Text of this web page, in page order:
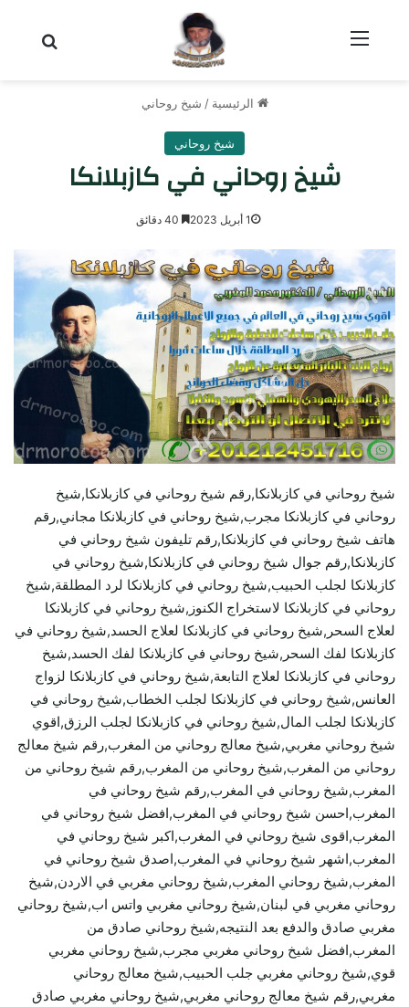
الرئيسية / شيخ روحاني
شيخ روحاني
شيخ روحاني في كازبلانكا
1 أبريل 2023
شيخ روحاني في كازبلانكا,رقم شيخ روحاني في كازبلانكا,شيخ
روحاني في كازبلانكا مجرب,شيخ روحاني في كازبلانكا مجاني,رقم
هاتف شيخ روحاني في كازبلانكا,رقم تليفون شيخ روحاني في
كازبلانكا,رقم جوال شيخ روحاني في كازبلانكا,شيخ روحاني في
كازبلانكا لجلب الحبيب,شيخ روحاني في كازبلانكا لرد المطلقة,شيخ
روحاني في كازبلانكا لاستخراج الكنوز,شيخ روحاني في كازبلانكا
لعلاج السحر,شيخ روحاني في كازبلانكا لعلاج الحسد,شيخ روحاني في
كازبلانكا لفك السحر,شيخ روحاني في كازبلانكا لفك الحسد,شيخ
روحاني في كازبلانكا لعلاج التابعة,شيخ روحاني في كازبلانكا لزواج
العانس,شيخ روحاني في كازبلانكا لجلب الخطاب,شيخ روحاني في
كازبلانكا لجلب المال,شيخ روحاني في كازبلانكا لجلب الرزق,اقوي
شيخ روحاني مغربي,شيخ معالج روحاني من المغرب,رقم شيخ معالج
روحاني من المغرب,شيخ روحاني من المغرب,رقم شيخ روحاني من
المغرب,شيخ روحاني في المغرب,رقم شيخ روحاني في
المغرب,احسن شيخ روحاني في المغرب,افضل شيخ روحاني في
المغرب,اقوى شيخ روحاني في المغرب,اكبر شيخ روحاني في
المغرب,اشهر شيخ روحاني في المغرب,اصدق شيخ روحاني في
المغرب,شيخ روحاني المغرب,شيخ روحاني مغربي في الاردن,شيخ
روحاني مغربي في لبنان,شيخ روحاني مغربي واتس اب,شيخ روحاني
مغربي صادق والدفع بعد النتيجه,شيخ روحاني صادق من
المغرب,افضل شيخ روحاني مغربي مجرب,شيخ روحاني مغربي
قوي,شيخ روحاني مغربي جلب الحبيب,شيخ معالج روحاني
مغربي,رقم شيخ معالج روحاني مغربي,شيخ روحاني مغربي صادق